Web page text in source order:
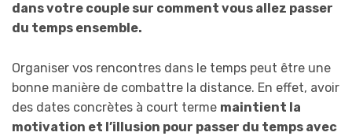
dans votre couple sur comment vous allez passer
du temps ensemble.
Organiser vos rencontres dans le temps peut être une
bonne manière de combattre la distance. En effet, avoir
des dates concrètes à court terme maintient la
motivation et l’illusion pour passer du temps avec